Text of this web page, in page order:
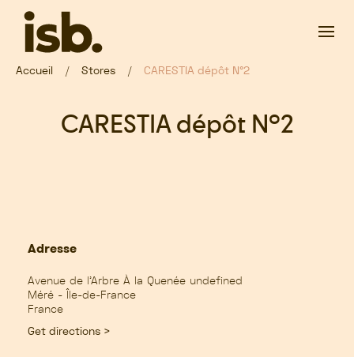
Passer au contenu principal
Accueil Stores CARESTIA dépôt N°2
CARESTIA dépôt N°2
Adresse
Avenue de l'Arbre À la Quenée undefined
Méré - Île-de-France
France
Get directions >